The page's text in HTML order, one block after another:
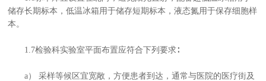
储存长期标本，低温冰箱用于储存短期标本，液态氮用于保存细胞样
本。
1.7检验科实验室平面布置应符合下列要求∶
a） 采样等候区宜宽敞，方便患者到达，通常与医院的医疗街及